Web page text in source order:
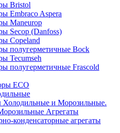
Bristol
Embraco Aspera
Maneurop
Secop (Danfoss)
Copeland
полугерметичные Bock
Tecumseh
полугерметичные Frascold
ECO
и Морозильные.
Агрегаты
конденсаторные агрегаты